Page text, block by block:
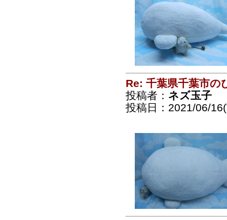
Re: 千葉県千葉市の
投稿者： ネズ玉子
投稿日：2021/06/